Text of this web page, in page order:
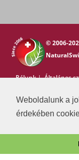
Weboldalunk a
érdekében
© 2006-
Rólunk|Általános
Copyright © 2006-
oldal tartalma nem